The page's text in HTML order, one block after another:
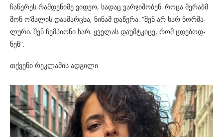
ჩა­წე­რეს რამ­დე­ნი­მე ვი­დეო, სა­დაც ვარ­ჯი­შო­ბენ. როცა მე­რაბმ
შონ ო’მა­ლის და­ა­მარ­ცხა, ნი­ნამ და­წე­რა: “შენ არ ხარ ნორ­მა­
ლუ­რი. შენ ჩემ­პი­ო­ნი ხარ. ყვე­ლას და­უმ­ტკი­ცე, რომ ცდე­ბოდ­
ნენ”.
თქვენი რეკლამის ადგილი